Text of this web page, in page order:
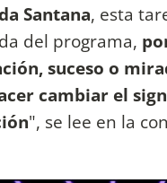
Santana, esta
del programa,
suceso o
cambiar el
", se lee en la